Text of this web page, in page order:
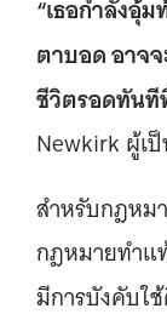
“เธอกำลังอุ้
ตาบอด อาจ
ชีวิตรอดทันที
Newkirk ผู้เ
สำหรับกฎหม
กฎหมายทำแ
มีการบังคับใ